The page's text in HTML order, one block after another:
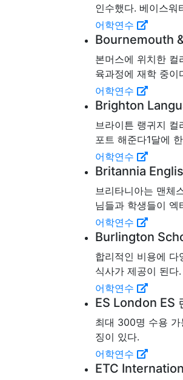
인수했다. 베이스
어학연수
Bournemouth
본머스에 위치한
육과정에 재학 중이
어학연수
Brighton
브라이튼 랭귀지
포트 해준다1달에
어학연수
Britannia
브리타니아는 맨체
님들과 학생들이 엑
어학연수
Burlington
합리적인 비용에
식사가 제공이 된다
어학연수
ES London ES
최대 300명 수용
징이 있다.
어학연수
ETC